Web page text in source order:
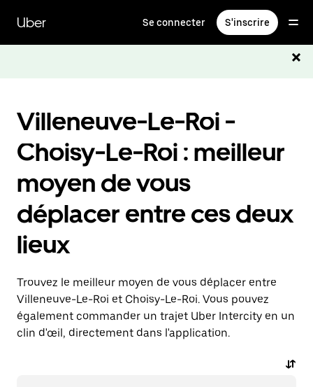
contenu
principal
Uber Se connecter S'inscrire
Villeneuve-Le-Roi -
Choisy-Le-Roi : meilleur
moyen de vous
déplacer entre ces deux
lieux
Trouvez le meilleur moyen de vous déplacer entre
Villeneuve-Le-Roi et Choisy-Le-Roi. Vous pouvez
également commander un trajet Uber Intercity en un
clin d'œil, directement dans l'application.